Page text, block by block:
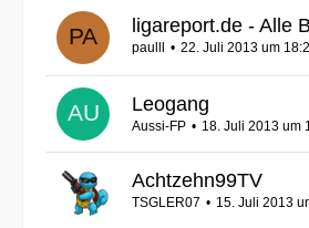
ligareport.de - Alle
paulll 22. Juli 2013 um
Leogang
Aussi-FP 18. Juli 2013 um
Achtzehn99TV
TSGLER07 15. Juli 2013